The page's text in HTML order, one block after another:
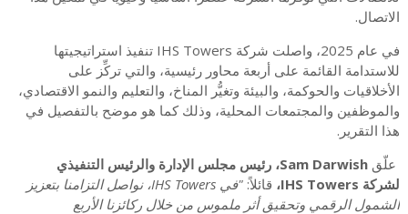
الاتصال.
في عام 2025، واصلت شركة IHS Towers تنفيذ استراتيجيتها
للاستدامة القائمة على أربعة محاور رئيسية، والتي تركِّز على
الأخلاقيات والحوكمة، والبيئة وتغيُّر المناخ، والتعليم والنمو الاقتصادي،
والموظفين والمجتمعات المحلية، وذلك كما هو موضح بالتفصيل في
هذا التقرير.
علّق
Sam Darwish، رئيس مجلس الإدارة والرئيس التنفيذي
لشركة IHS Towers،
قائلاً:
"في IHS Towers، نواصل التزامنا بتعزيز
الشمول الرقمي وتحقيق أثر ملموس من خلال ركائزنا الأربع